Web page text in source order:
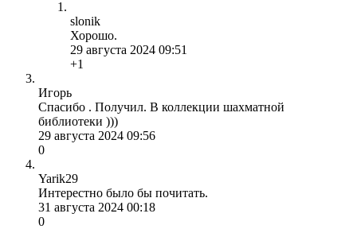
slonik
Хорошо.
29 августа 2024 09:51
+1
Игорь
Спасибо . Получил. В коллекции шахматной
библиотеки )))
29 августа 2024 09:56
0
Yarik29
Интерестно было бы почитать.
31 августа 2024 00:18
0